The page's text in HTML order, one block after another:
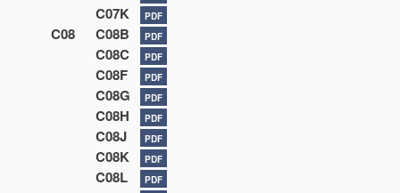
C07K PDF
C08 C08B PDF
C08C PDF
C08F PDF
C08G PDF
C08H PDF
C08J PDF
C08K PDF
C08L PDF